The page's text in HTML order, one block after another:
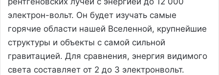
электрон-вольт. Он будет изучать самые
горячие области нашей Вселенной, крупнейшие
структуры и объекты с самой сильной
гравитацией. Для сравнения, энергия видимого
света составляет от 2 до 3 электронвольт.